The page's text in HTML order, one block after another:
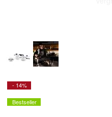
- 14%
Bestseller